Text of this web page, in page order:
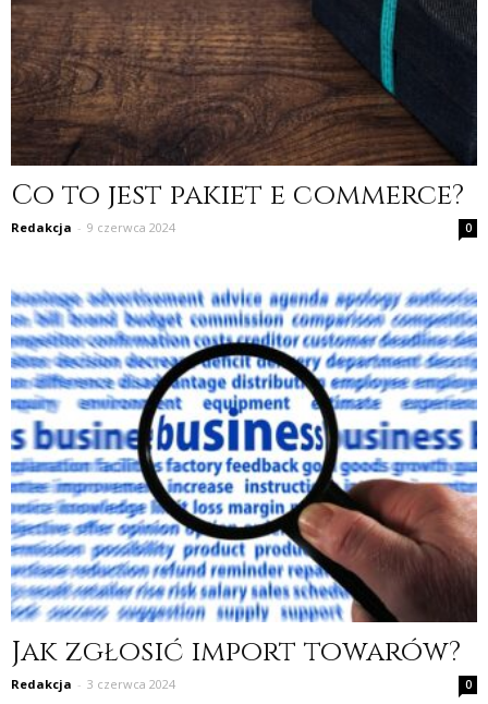
Co to jest pakiet e commerce?
Redakcja - 9 czerwca 2024 0
Jak zgłosić import towarów?
Redakcja - 3 czerwca 2024 0